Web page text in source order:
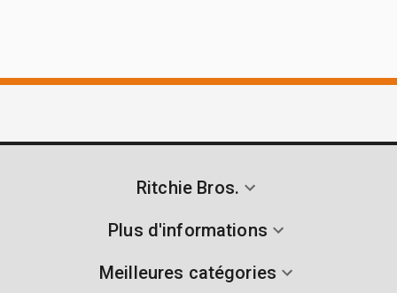
Ritchie Bros.
Plus d'informations
Meilleures catégories